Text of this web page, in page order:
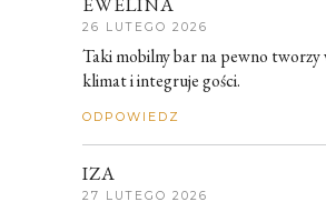
26 LUTEGO 2026
Taki mobilny bar na pewno tworzy
klimat i integruje gości.
ODPOWIEDZ
IZA
27 LUTEGO 2026